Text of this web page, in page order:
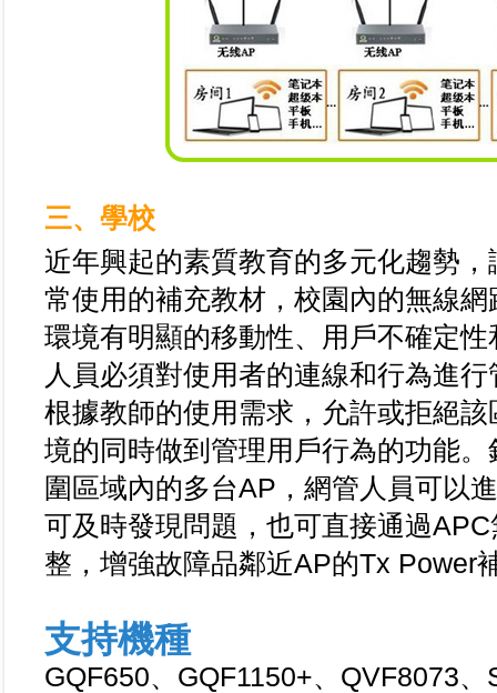
三、學校
近年興起的素質教育的多元化趨勢
常使用的補充教材，校園內的無線
環境有明顯的移動性、用戶不確定
人員必須對使用者的連線和行為進
根據教師的使用需求，允許或拒絕
境的同時做到管理用戶行為的功能
圍區域內的多台AP，網管人員可以
可及時發現問題，也可直接通過
整，增強故障品鄰近AP的Tx Power
支持機種
GQF650、GQF1150+、QVF8073